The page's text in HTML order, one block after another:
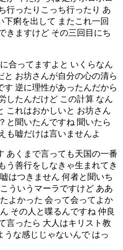
行ったりこっち行ったり あ
痢を出して またこれ一回
きますけど その三回目にち
合ってますよと いくらなん
と お坊さんが自分の心の清ら
す 逆に理性があったんだから
したんだけど この計算 なん
これはおかしいと お坊さん
と聞いたんですね 聞いたら
も嘘だけは言いませんよ
あくまで言っても天国の一番
う善行をしなきゃ生まれてき
はつきません 何者と聞いち
ういうマーラですけど ああ
よかった 会って会ってよか
その人と喋るんですね 仲良
言ったら 大人はキリスト教
な感じじゃないんで はっ